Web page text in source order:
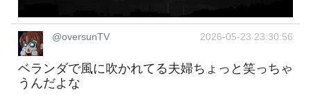
@oversunTV 2026-05-23 23:30:56
ベランダで風に吹かれてる夫婦ちょっと笑っちゃ
うんだよな